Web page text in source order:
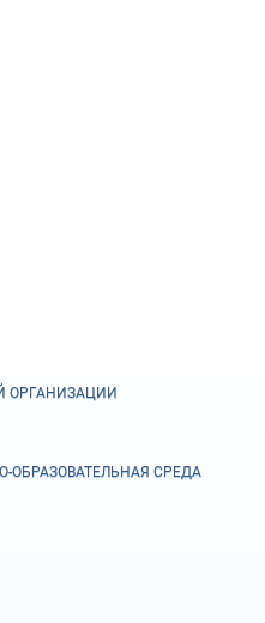
ОРГАНИЗАЦИИ
СРЕДА